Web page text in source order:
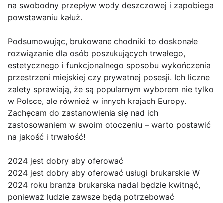
na swobodny przepływ wody deszczowej i zapobiega
powstawaniu kałuż.
Podsumowując, brukowane chodniki to doskonałe
rozwiązanie dla osób poszukujących trwałego,
estetycznego i funkcjonalnego sposobu wykończenia
przestrzeni miejskiej czy prywatnej posesji. Ich liczne
zalety sprawiają, że są popularnym wyborem nie tylko
w Polsce, ale również w innych krajach Europy.
Zachęcam do zastanowienia się nad ich
zastosowaniem w swoim otoczeniu – warto postawić
na jakość i trwałość!
2024 jest dobry aby oferować
2024 jest dobry aby oferować usługi brukarskie W
2024 roku branża brukarska nadal będzie kwitnąć,
ponieważ ludzie zawsze będą potrzebować